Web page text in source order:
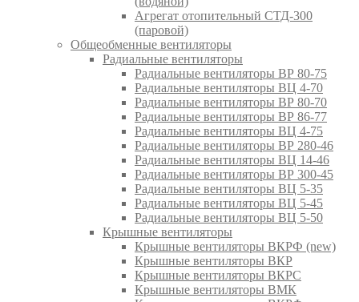
Агрегат отопительный СТД-300
(паровой)
Общеобменные вентиляторы
Радиальные вентиляторы
Радиальные вентиляторы ВР 80-75
Радиальные вентиляторы ВЦ 4-70
Радиальные вентиляторы ВР 80-70
Радиальные вентиляторы ВР 86-77
Радиальные вентиляторы ВЦ 4-75
Радиальные вентиляторы ВР 280-46
Радиальные вентиляторы ВЦ 14-46
Радиальные вентиляторы ВР 300-45
Радиальные вентиляторы ВЦ 5-35
Радиальные вентиляторы ВЦ 5-45
Радиальные вентиляторы ВЦ 5-50
Крышные вентиляторы
Крышные вентиляторы ВКРФ (new)
Крышные вентиляторы ВКР
Крышные вентиляторы ВКРС
Крышные вентиляторы ВМК